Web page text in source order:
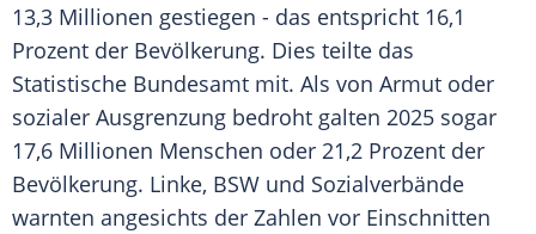
13,3 Millionen gestiegen - das entspricht 16,1
Prozent der Bevölkerung. Dies teilte das
Statistische Bundesamt mit. Als von Armut oder
sozialer Ausgrenzung bedroht galten 2025 sogar
17,6 Millionen Menschen oder 21,2 Prozent der
Bevölkerung. Linke, BSW und Sozialverbände
warnten angesichts der Zahlen vor Einschnitten